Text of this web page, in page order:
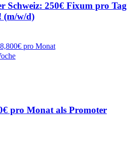
Schweiz: 250€ Fixum pro Tag
(m/w/d)
pro Monat
pro Monat als Promoter